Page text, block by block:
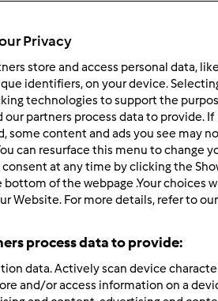
Topo
registe-se aquipara escrever
comentários
Privacy
store and access personal data,
identifiers, on your device.
technologies to support the
our partners process data to provide. If
some content and ads you see may
can resurface this menu to change
at any time by clicking the
bottom of the webpage .Your choices
Website. For more details, refer to our
process data to provide:
data. Actively scan device
and/or access information on a